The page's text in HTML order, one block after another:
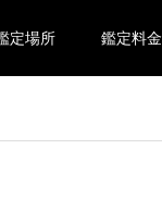
定場所 鑑定料金